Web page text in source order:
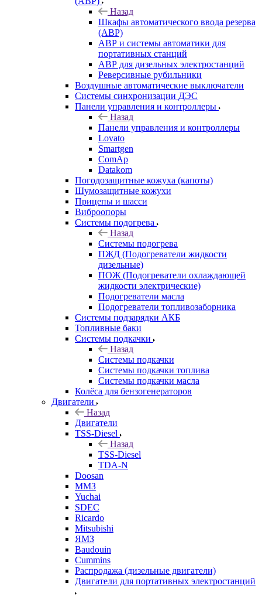
Назад
Шкафы автоматического ввода резерва
(АВР)
АВР и системы автоматики для
портативных станций
АВР для дизельных электростанций
Реверсивные рубильники
Воздушные автоматические выключатели
Системы синхронизации ДЭС
Панели управления и контроллеры
Назад
Панели управления и контроллеры
Lovato
Smartgen
ComAp
Datakom
Погодозащитные кожуха (капоты)
Шумозащитные кожухи
Прицепы и шасси
Виброопоры
Системы подогрева
Назад
Системы подогрева
ПЖД (Подогреватели жидкости
дизельные)
ПОЖ (Подогреватели охлаждающей
жидкости электрические)
Подогреватели масла
Подогреватели топливозаборника
Системы подзарядки АКБ
Топливные баки
Системы подкачки
Назад
Системы подкачки
Системы подкачки топлива
Системы подкачки масла
Колёса для бензогенераторов
Двигатели
Назад
Двигатели
TSS-Diesel
Назад
TSS-Diesel
TDA-N
Doosan
ММЗ
Yuchai
SDEC
Ricardo
Mitsubishi
ЯМЗ
Baudouin
Cummins
Распродажа (дизельные двигатели)
Двигатели для портативных электростанций